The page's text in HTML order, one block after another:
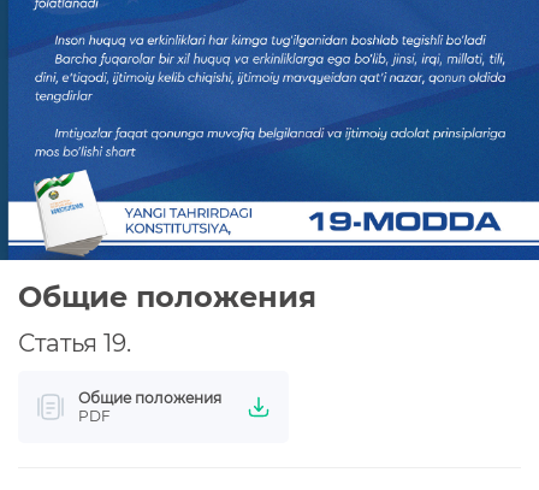
СЛОВАРЬ КОНСТИТУЦИОННЫХ ТЕРМИНОВ
ИЗУЧАЕМ КОНСТИТУЦИЮ
ПОЛИТИКА КОНФИДЕНЦИАЛЬНОСТИ
Общие положения
Статья 19.
Общие положения
PDF